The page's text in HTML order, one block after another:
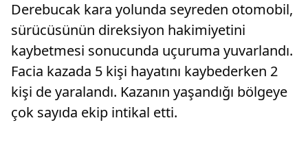
Derebucak kara yolunda seyreden otomobil,
sürücüsünün direksiyon hakimiyetini
kaybetmesi sonucunda uçuruma yuvarlandı.
Facia kazada 5 kişi hayatını kaybederken 2
kişi de yaralandı. Kazanın yaşandığı bölgeye
çok sayıda ekip intikal etti.